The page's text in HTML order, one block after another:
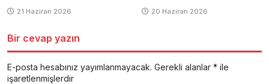
21 Haziran 2026 20 Haziran 2026
Bir cevap yazın
E-posta hesabınız yayımlanmayacak. Gerekli alanlar * ile
işaretlenmişlerdir